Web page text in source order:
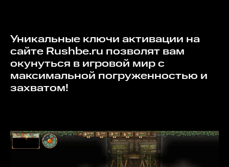
Уникальные ключи активации на
сайте Rushbe.ru позволят вам
окунуться в игровой мир с
максимальной погруженностью и
захватом!